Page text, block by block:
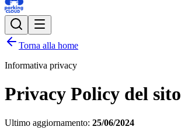
Torna alla home
Informativa privacy
Privacy Policy del sito
Ultimo aggiornamento: 25/06/2024